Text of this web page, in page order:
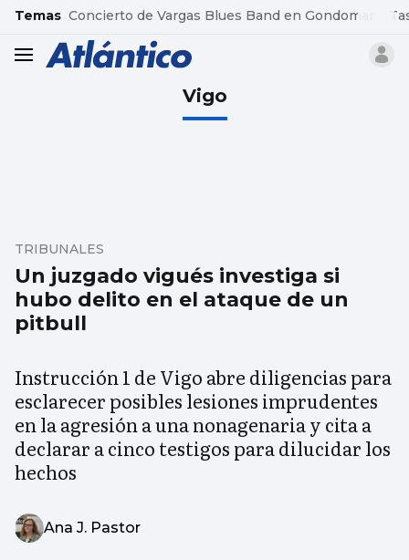
common.go-to-content
Temas Concierto de Vargas Blues Band en Gondomar
header.menu.open
Vigo
Un juzgado vigués investiga si
hubo delito en el ataque de un
pitbull
TRIBUNALES
Instrucción 1 de Vigo abre diligencias para
esclarecer posibles lesiones imprudentes
en la agresión a una nonagenaria y cita a
declarar a cinco testigos para dilucidar los
hechos
Ana J. Pastor